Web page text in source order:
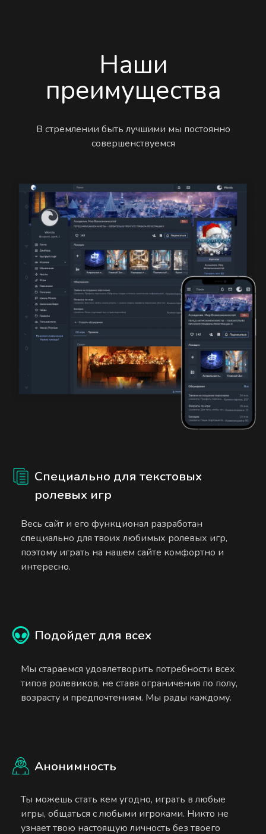
Наши
преимущества
В стремлении быть лучшими мы постоянно
совершенствуемся
Специально для текстовых
ролевых игр
Весь сайт и его функционал разработан
специально для твоих любимых ролевых игр,
поэтому играть на нашем сайте комфортно и
интересно.
Подойдет для всех
Мы стараемся удовлетворить потребности всех
типов ролевиков, не ставя ограничения по полу,
возрасту и предпочтениям. Мы рады каждому.
Анонимность
Ты можешь стать кем угодно, играть в любые
игры, общаться с любыми игроками. Никто не
узнает твою настоящую личность без твоего